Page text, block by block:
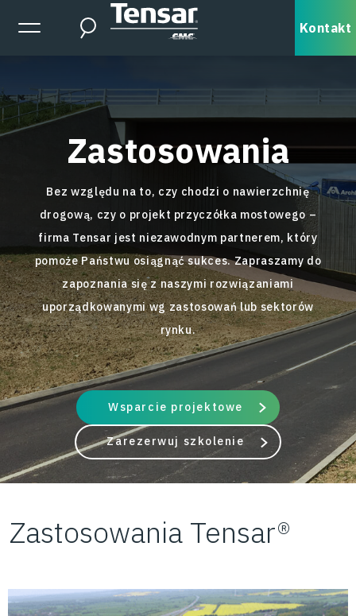
Skip to main content
Expanded Menu Toggle
Search Kontakt
Zastosowania
Bez względu na to, czy chodzi o nawierzchnię
drogową, czy o projekt przyczółka mostowego –
firma Tensar jest niezawodnym partnerem, który
pomoże Państwu osiągnąć sukces. Zapraszamy do
zapoznania się z naszymi rozwiązaniami
uporządkowanymi wg zastosowań lub sektorów
rynku.
Wsparcie projektowe
Zarezerwuj szkolenie
Zastosowania Tensar®